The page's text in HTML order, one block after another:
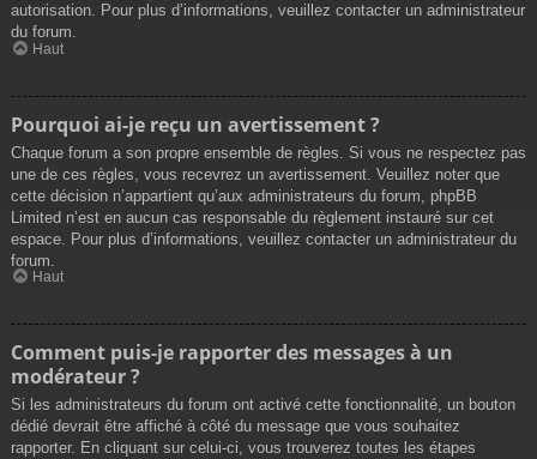
autorisation. Pour plus d’informations, veuillez contacter un administrateur
du forum.
Haut
Pourquoi ai-je reçu un avertissement ?
Chaque forum a son propre ensemble de règles. Si vous ne respectez pas
une de ces règles, vous recevrez un avertissement. Veuillez noter que
cette décision n’appartient qu’aux administrateurs du forum, phpBB
Limited n’est en aucun cas responsable du règlement instauré sur cet
espace. Pour plus d’informations, veuillez contacter un administrateur du
forum.
Haut
Comment puis-je rapporter des messages à un
modérateur ?
Si les administrateurs du forum ont activé cette fonctionnalité, un bouton
dédié devrait être affiché à côté du message que vous souhaitez
rapporter. En cliquant sur celui-ci, vous trouverez toutes les étapes